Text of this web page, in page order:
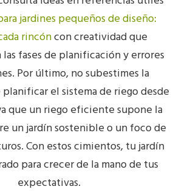
jardines pequeños de diseño:
rincóncon creatividad que
fases de planificación y errores
Por último, no subestimes la
el sistema de riego desde
que un riego eficiente supone la
un jardín sostenible o un foco de
Con estos cimientos, tu jardín
para crecer de la mano de tus
expectativas.